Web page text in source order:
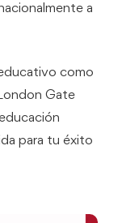
a
como
Gate
para tu éxito